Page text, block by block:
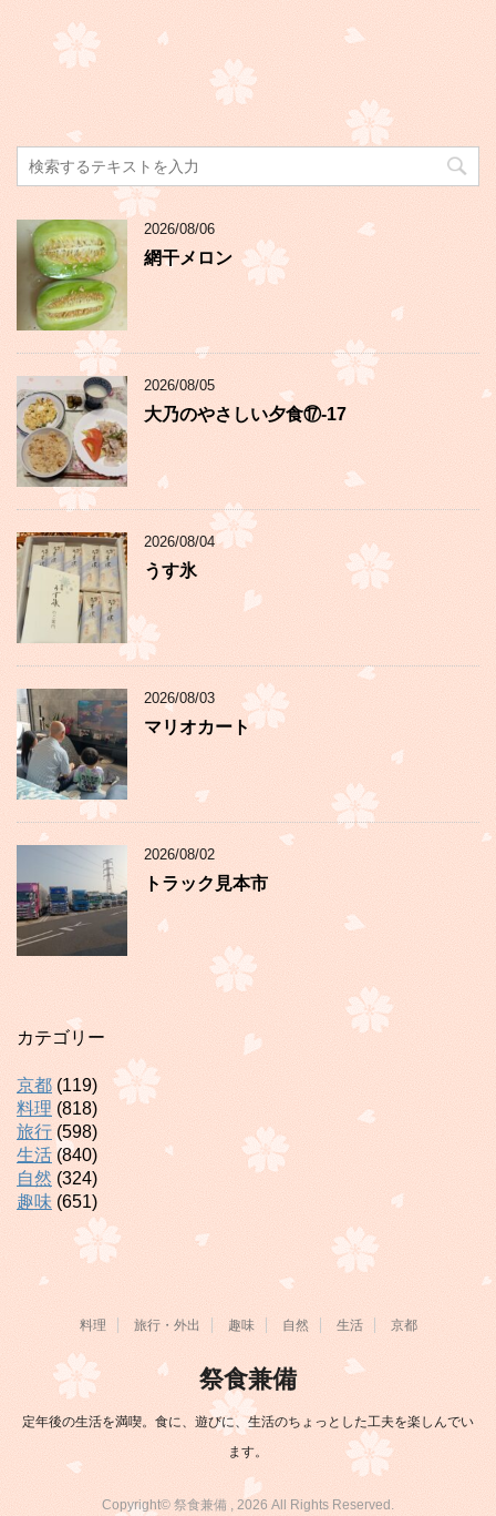
2026/08/06
網干メロン
2026/08/05
大乃のやさしい夕食⑰-17
2026/08/04
うす氷
2026/08/03
マリオカート
2026/08/02
トラック見本市
カテゴリー
京都 (119)
料理 (818)
旅行(598)
生活 (840)
自然 (324)
趣味 (651)
料理 旅行・外出 趣味 自然 生活 京都
祭食兼備
定年後の生活を満喫。食に、遊びに、生活のちょっとした工夫を楽しんでい
ます。
Copyright© 祭食兼備 , 2026 All Rights Reserved.